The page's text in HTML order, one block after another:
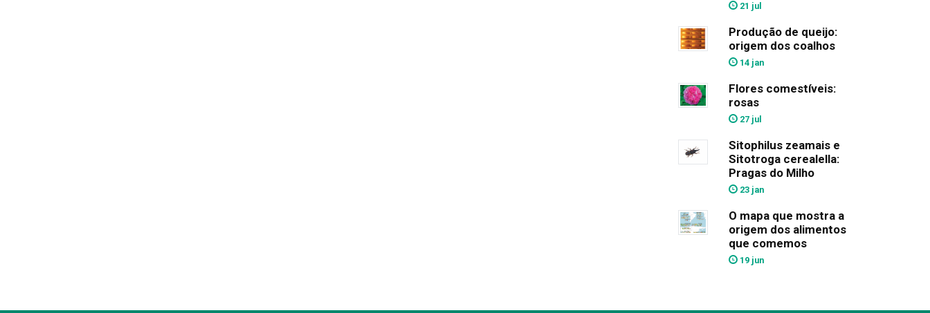
21 jul
Produção de queijo:
origem dos coalhos
14 jan
Flores comestíveis:
rosas
27 jul
Sitophilus zeamais e
Sitotroga cerealella:
Pragas do Milho
23 jan
O mapa que mostra a
origem dos alimentos
que comemos
19 jun